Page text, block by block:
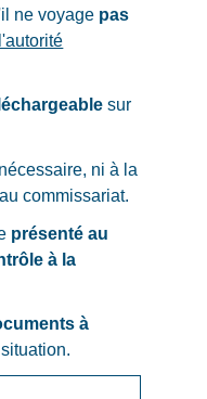
ne voyage pas
l'autorité
sur
ni à la
commissariat.
présenté au
à la
à